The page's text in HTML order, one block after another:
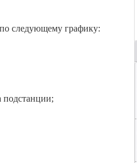
следующему графику:
подстанции;